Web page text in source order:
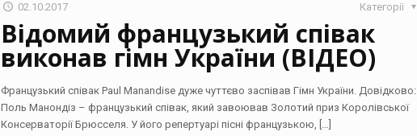
02.10.2017 Категорії
Відомий французький співак
виконав гімн України (ВІДЕО)
Французький співак Paul Manandise дуже чуттєво заспівав Гімн України. Довідково:
Поль Манондіз – французький співак, який завоював Золотий приз Королівської
Консерваторії Брюсселя. У його репертуарі пісні французькою, […]